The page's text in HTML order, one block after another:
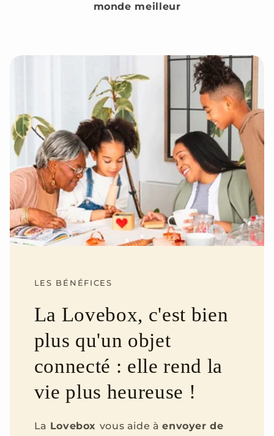
monde meilleur
LES BÉNÉFICES
La Lovebox, c'est bien
plus qu'un objet
connecté : elle rend la
vie plus heureuse !
La Lovebox vous aide àenvoyer de